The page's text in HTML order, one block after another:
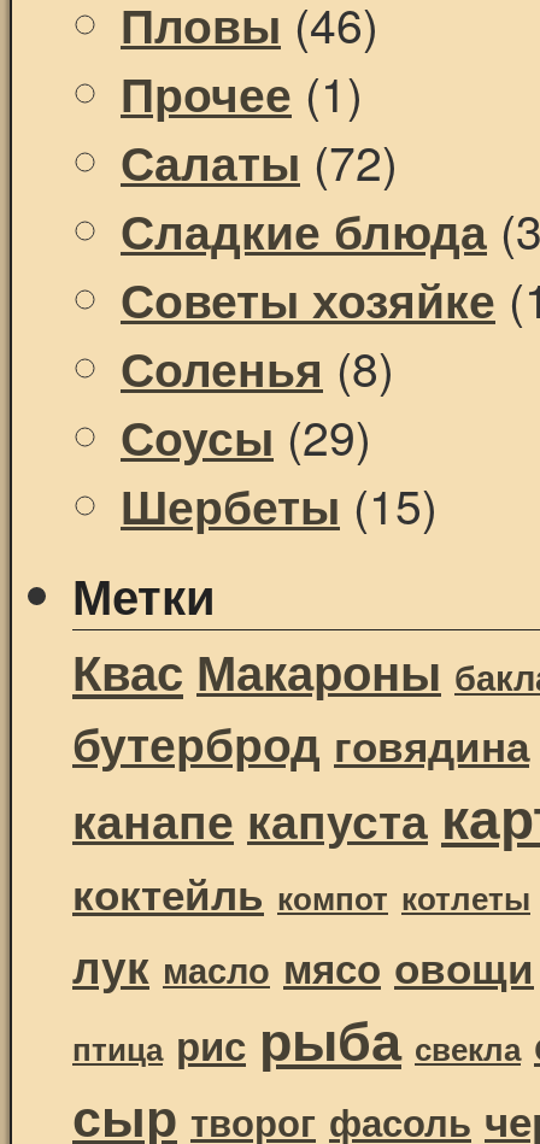
Пловы (46)
Прочее (1)
Салаты (72)
Сладкие блюда
Советы хозяйке
Соленья (8)
Соусы (29)
Шербеты (15)
Метки
Квас Макароны
бутерброд говядина
канапе капуста
коктейль компот котлеты
лук масло мясо овощи
птица рис рыба свекла
сыр творог фасоль